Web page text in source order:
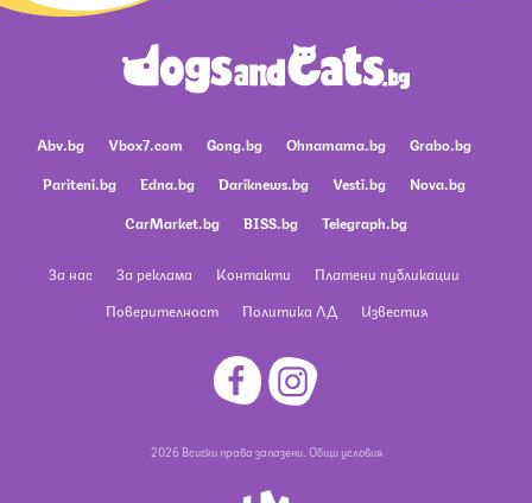
Abv.bg Vbox7.com Gong.bg Ohnamama.bg
Grabo.bg
Pariteni.bg
Edna.bg Dariknews.bg Vesti.bg
Nova.bg
CarMarket.bg
BISS.bg Telegraph.bg
За нас За реклама Контакти
Платени публикации
Поверителност
Политика ЛД Известия
2026 Всички права запазени. Общи условия